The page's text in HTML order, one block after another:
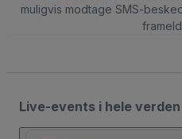
muligvis modtage SMS-
Live-events i hele verden